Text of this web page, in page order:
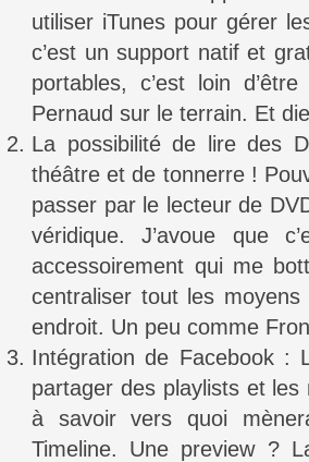
utiliser iTunes pour gérer
c’est un support natif et
portables, c’est loin
Pernaud sur le terrain. Et
La possibilité de lire des
théâtre et de tonnerre !
passer par le lecteur de
véridique. J’avoue que
accessoirement qui me
centraliser tout les
endroit. Un peu comme
Intégration de Facebook :
partager des playlists et les
à savoir vers quoi
Timeline. Une preview ?